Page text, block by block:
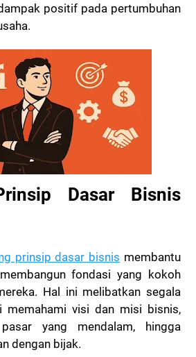
positif pada pertumbuhan
Dasar Bisnis
prinsip dasar bisnis membantu
fondasi yang kokoh
Hal ini melibatkan segala
memahami visi dan misi bisnis,
yang mendalam, hingga
dengan bijak.